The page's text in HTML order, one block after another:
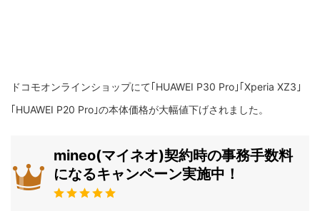
ドコモオンラインショップにて｢HUAWEI P30 Pro｣｢Xperia XZ3｣
｢HUAWEI P20 Pro｣の本体価格が大幅値下げされました。
mineo(マイネオ)契約時の事務手数料
になるキャンペーン実施中！